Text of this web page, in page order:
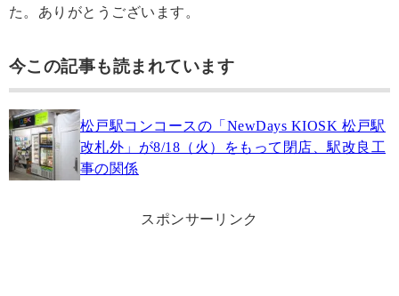
た。ありがとうございます。
今この記事も読まれています
松戸駅コンコースの「NewDays KIOSK 松戸駅
改札外」が8/18（火）をもって閉店、駅改良工
事の関係
スポンサーリンク